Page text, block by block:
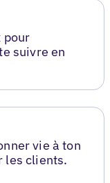
pour
suivre en
vie à ton
les clients.